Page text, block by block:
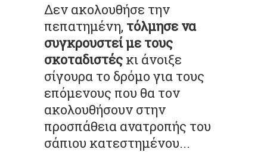
Δεν ακολουθήσε την
πεπατημένη, τόλμησε να
συγκρουστεί με τους
σκοταδιστές κι άνοιξε
σίγουρα το δρόμο για τους
επόμενους που θα τον
ακολουθήσουν στην
προσπάθεια ανατροπής του
σάπιου κατεστημένου...